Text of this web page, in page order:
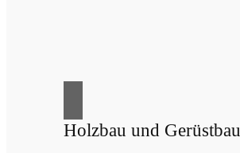
Holzbau und Gerüstbau